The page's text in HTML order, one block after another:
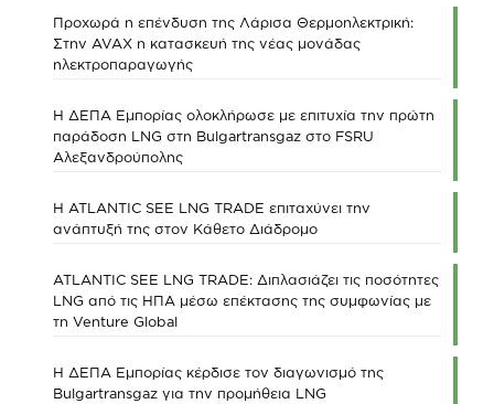
Προχωρά η επένδυση της Λάρισα Θερμοηλεκτρική:
Στην AVAX η κατασκευή της νέας μονάδας
ηλεκτροπαραγωγής
Η ΔΕΠΑ Εμπορίας ολοκλήρωσε με επιτυχία την πρώτη
παράδοση LNG στη Bulgartransgaz στο FSRU
Αλεξανδρούπολης
Η ATLANTIC SEE LNG TRADE επιταχύνει την
ανάπτυξή της στον Κάθετο Διάδρομο
ATLANTIC SEE LNG TRADE: Διπλασιάζει τις ποσότητες
LNG από τις ΗΠΑ μέσω επέκτασης της συμφωνίας με
τη Venture Global
Η ΔΕΠΑ Εμπορίας κέρδισε τον διαγωνισμό της
Bulgartransgaz για την προμήθεια LNG